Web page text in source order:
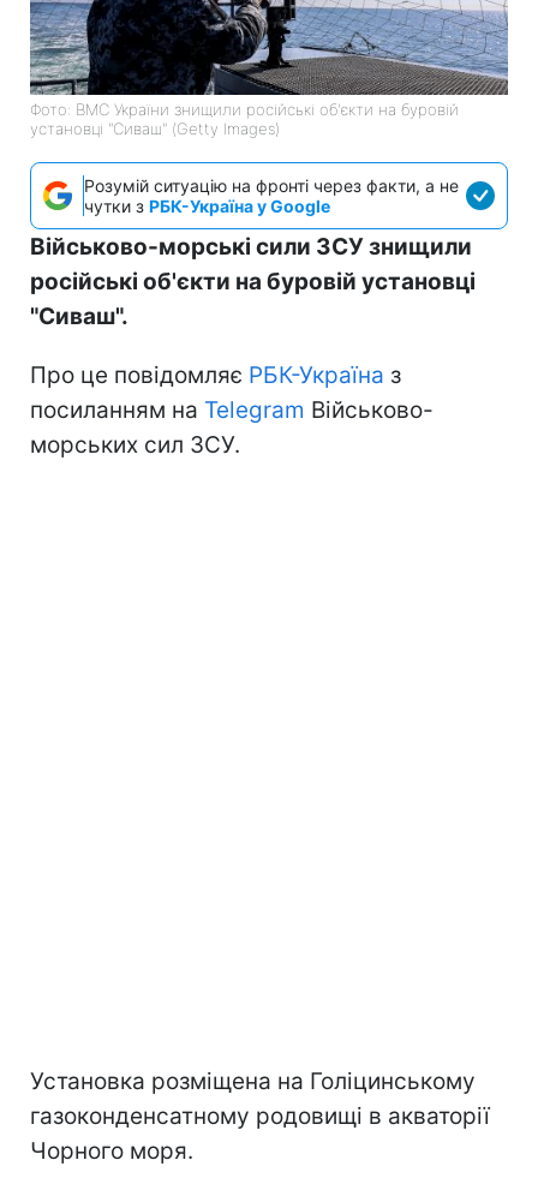
Фото: ВМС України знищили російські об'єкти на буровій
установці "Сиваш" (Getty Images)
Розумій ситуацію на фронті через факти, а не
чутки з РБК-Україна у Google
Військово-морські сили ЗСУ знищили
російські об'єкти на буровій установці
"Сиваш".
Про це повідомляє РБК-Україна з
посиланням на Telegram Військово-
морських сил ЗСУ.
Установка розміщена на Голіцинському
газоконденсатному родовищі в акваторії
Чорного моря.